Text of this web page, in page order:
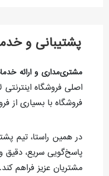
پشتیبانی و
مشتری‌مداری و ارائه
اصلی فروشگاه
فروشگاه با بسیاری از
در همین راستا، تیم
پاسخ‌گویی سریع، دقیق
مشتریان عزیز فراهم کند.